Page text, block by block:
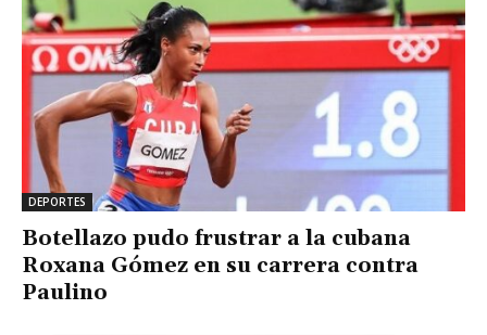
DEPORTES
Botellazo pudo frustrar a la cubana
Roxana Gómez en su carrera contra
Paulino